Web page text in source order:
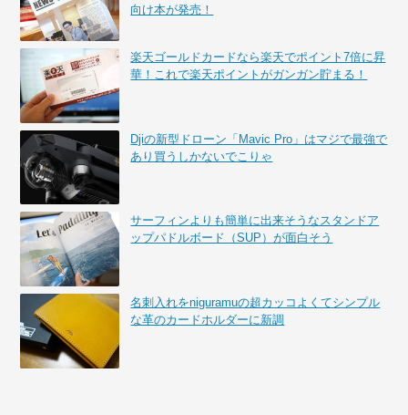
向け本が発売！
楽天ゴールドカードなら楽天でポイント7倍に昇
華！これで楽天ポイントがガンガン貯まる！
Djiの新型ドローン「Mavic Pro」はマジで最強で
あり買うしかないでこりゃ
サーフィンよりも簡単に出来そうなスタンドア
ップパドルボード（SUP）が面白そう
名刺入れをniguramuの超カッコよくてシンプル
な革のカードホルダーに新調